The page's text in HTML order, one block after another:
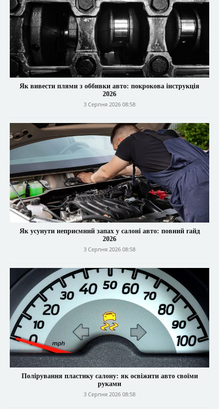
Як вивести плями з оббивки авто: покрокова інструкція
2026
3 Серпня 2026 08:58
Як усунути неприємний запах у салоні авто: повний гайд
2026
3 Серпня 2026 08:58
Полірування пластику салону: як освіжити авто своїми
руками
3 Серпня 2026 08:58